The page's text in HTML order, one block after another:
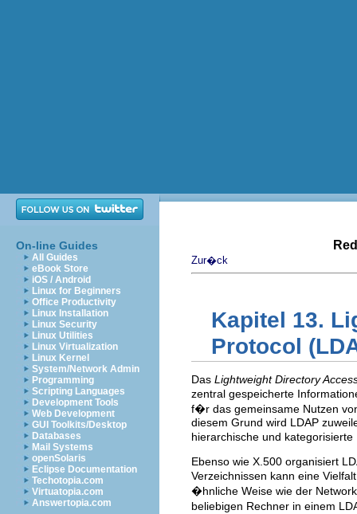
On-line Guides
All Guides
eBook Store
iOS / Android
Linux for Beginners
Office Productivity
Linux Installation
Linux Security
Linux Utilities
Linux Virtualization
Linux Kernel
System/Network Admin
Programming
Scripting Languages
Development Tools
Web Development
GUI Toolkits/Desktop
Databases
Mail Systems
openSolaris
Eclipse Documentation
Techotopia.com
Virtuatopia.com
Answertopia.com
Zur�ck
Kapitel 13.
Protocol
Das Lightweight Directory
zentral gespeicherte
f�r das gemeinsame Nutzen
diesem Grund wird LDAP
hierarchische und
Ebenso wie X.500 organisiert
Verzeichnissen kann eine
�hnliche Weise wie der
beliebigen Rechner in einem